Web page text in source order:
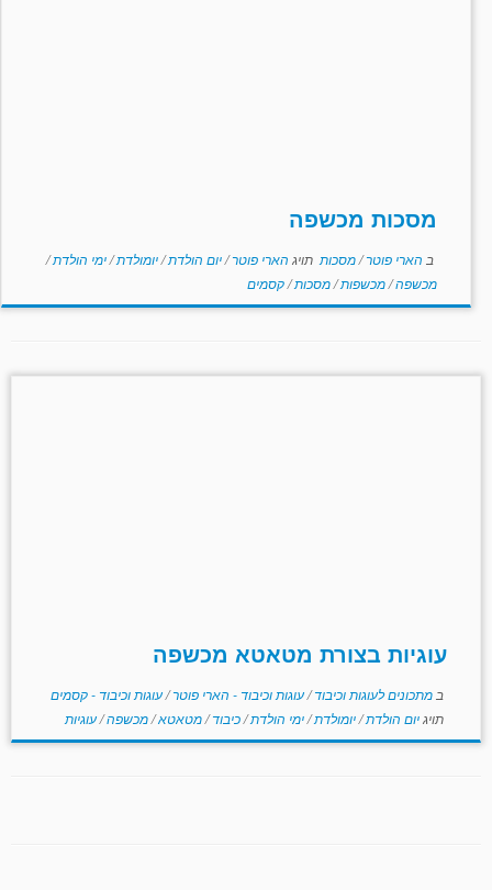
מסכות מכשפה
ב הארי פוטר/מסכות תויג הארי פוטר/יום הולדת/יומולדת/ימי הולדת/
מכשפה/מכשפות/מסכות/קסמים
עוגיות בצורת מטאטא מכשפה
ב מתכונים לעוגות וכיבוד/עוגות וכיבוד - הארי פוטר/עוגות וכיבוד - קסמים
תויגיום הולדת/יומולדת/ימי הולדת/כיבוד/מטאטא/מכשפה/עוגיות